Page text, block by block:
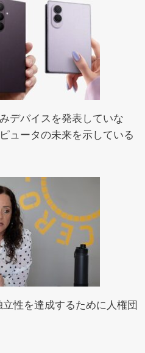
デバイスを発表していな
ュータの未来を示している
性を達成するために人権団